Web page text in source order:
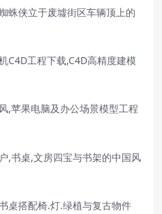
蛛侠立于废墟街区车辆顶上的
C4D工程下载,C4D高精度建模
,苹果电脑及办公场景模型工程
,书桌,文房四宝与书架的中国风
桌搭配椅.灯.绿植与复古物件